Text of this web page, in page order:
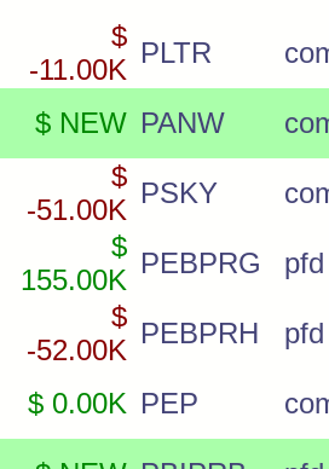
$
-11.00K
PLTR
$ NEW PANW
$
-51.00K
PSKY
$
155.00K
PEBPRG
pfd
$
-52.00K
PEBPRH
pfd
$ 0.00K PEP